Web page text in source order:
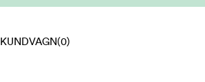
KUNDVAGN(0)